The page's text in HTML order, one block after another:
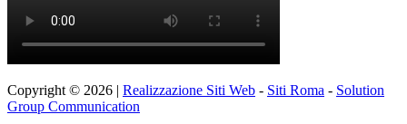
Copyright © 2026 | Realizzazione Siti Web - Siti Roma - Solution
Group Communication